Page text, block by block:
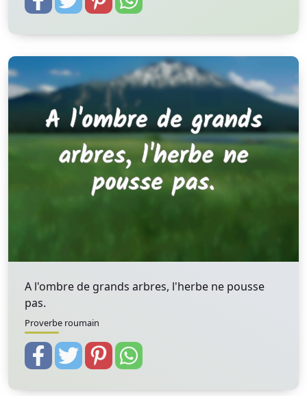
A l'ombre de grands arbres, l'herbe ne pousse
pas.
Proverbe roumain